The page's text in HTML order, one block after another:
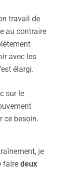
travail de
au contraire
avec les
élargi.
sur le
ce besoin.
je
faire deux